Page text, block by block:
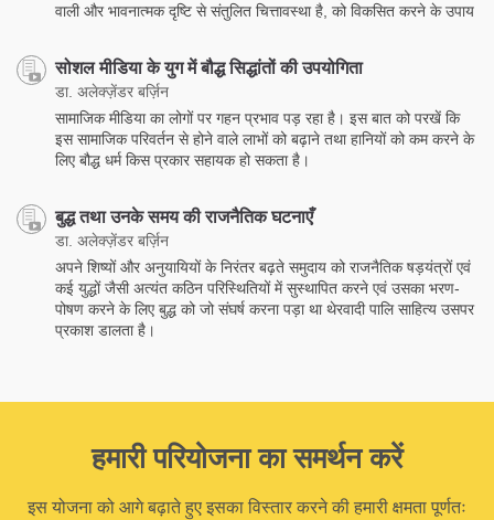
वाली और भावनात्मक दृष्टि से संतुलित चित्तावस्था है, को विकसित करने के उपाय
सोशल मीडिया के युग में बौद्ध सिद्धांतों की उपयोगिता
डा. अलेक्ज़ेंडर बर्ज़िन
सामाजिक मीडिया का लोगों पर गहन प्रभाव पड़ रहा है। इस बात को परखें कि
इस सामाजिक परिवर्तन से होने वाले लाभों को बढ़ाने तथा हानियों को कम करने के
लिए बौद्ध धर्म किस प्रकार सहायक हो सकता है।
बुद्ध तथा उनके समय की राजनैतिक घटनाएँ
डा. अलेक्ज़ेंडर बर्ज़िन
अपने शिष्यों और अनुयायियों के निरंतर बढ़ते समुदाय को राजनैतिक षड़यंत्रों एवं
कई युद्धों जैसी अत्यंत कठिन परिस्थितियों में सुस्थापित करने एवं उसका भरण-
पोषण करने के लिए बुद्ध को जो संघर्ष करना पड़ा था थेरवादी पालि साहित्य उसपर
प्रकाश डालता है।
हमारी परियोजना का समर्थन करें
इस योजना को आगे बढ़ाते हुए इसका विस्तार करने की हमारी क्षमता पूर्णतः